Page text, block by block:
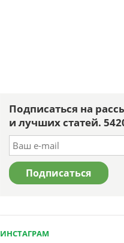
Подписаться на
и лучших статей.
ИНСТАГРАМ